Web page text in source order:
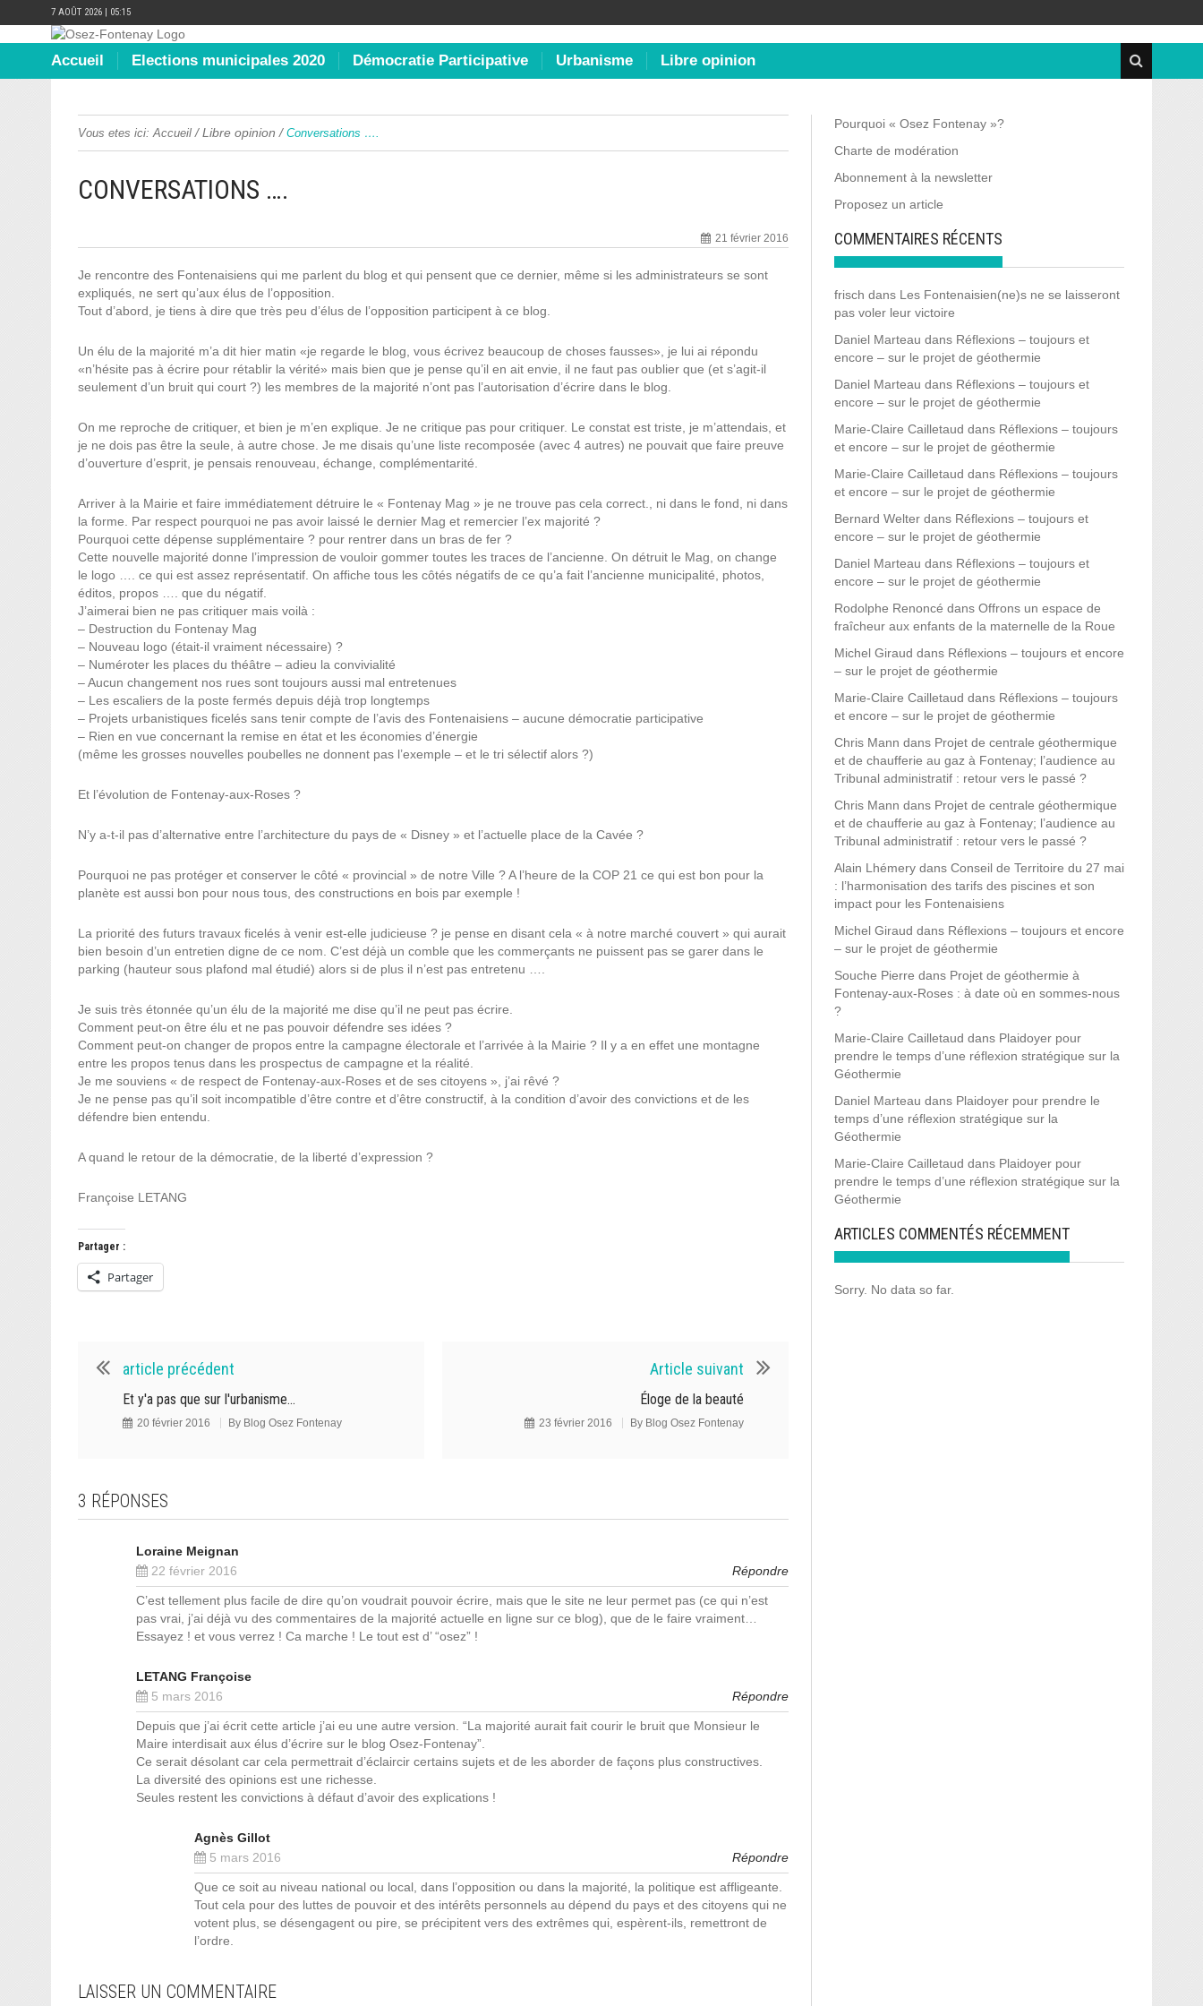
7 AOÛT 2026 | 05:15
Accueil Elections municipales 2020 Démocratie Participative Urbanisme Libre opinion
Vous etes ici: Accueil /Libre opinion / Conversations ….
CONVERSATIONS ….
21 février 2016
Je rencontre des Fontenaisiens qui me parlent du blog et qui pensent que ce dernier, même si les administrateurs se sont
expliqués, ne sert qu’aux élus de l’opposition.
Tout d’abord, je tiens à dire que très peu d’élus de l’opposition participent à ce blog.
Un élu de la majorité m’a dit hier matin «je regarde le blog, vous écrivez beaucoup de choses fausses», je lui ai répondu
«n’hésite pas à écrire pour rétablir la vérité» mais bien que je pense qu’il en ait envie, il ne faut pas oublier que (et s’agit-il
seulement d’un bruit qui court ?) les membres de la majorité n’ont pas l’autorisation d’écrire dans le blog.
On me reproche de critiquer, et bien je m’en explique. Je ne critique pas pour critiquer. Le constat est triste, je m’attendais, et
je ne dois pas être la seule, à autre chose. Je me disais qu’une liste recomposée (avec 4 autres) ne pouvait que faire preuve
d’ouverture d’esprit, je pensais renouveau, échange, complémentarité.
Arriver à la Mairie et faire immédiatement détruire le « Fontenay Mag » je ne trouve pas cela correct., ni dans le fond, ni dans
la forme. Par respect pourquoi ne pas avoir laissé le dernier Mag et remercier l’ex majorité ?
Pourquoi cette dépense supplémentaire ? pour rentrer dans un bras de fer ?
Cette nouvelle majorité donne l’impression de vouloir gommer toutes les traces de l’ancienne. On détruit le Mag, on change
le logo …. ce qui est assez représentatif. On affiche tous les côtés négatifs de ce qu’a fait l’ancienne municipalité, photos,
éditos, propos …. que du négatif.
J’aimerai bien ne pas critiquer mais voilà :
– Destruction du Fontenay Mag
– Nouveau logo (était-il vraiment nécessaire) ?
– Numéroter les places du théâtre – adieu la convivialité
– Aucun changement nos rues sont toujours aussi mal entretenues
– Les escaliers de la poste fermés depuis déjà trop longtemps
– Projets urbanistiques ficelés sans tenir compte de l’avis des Fontenaisiens – aucune démocratie participative
– Rien en vue concernant la remise en état et les économies d’énergie
(même les grosses nouvelles poubelles ne donnent pas l’exemple – et le tri sélectif alors ?)
Et l’évolution de Fontenay-aux-Roses ?
N’y a-t-il pas d’alternative entre l’architecture du pays de « Disney » et l’actuelle place de la Cavée ?
Pourquoi ne pas protéger et conserver le côté « provincial » de notre Ville ? A l’heure de la COP 21 ce qui est bon pour la
planète est aussi bon pour nous tous, des constructions en bois par exemple !
La priorité des futurs travaux ficelés à venir est-elle judicieuse ? je pense en disant cela « à notre marché couvert » qui aurait
bien besoin d’un entretien digne de ce nom. C’est déjà un comble que les commerçants ne puissent pas se garer dans le
parking (hauteur sous plafond mal étudié) alors si de plus il n’est pas entretenu ….
Je suis très étonnée qu’un élu de la majorité me dise qu’il ne peut pas écrire.
Comment peut-on être élu et ne pas pouvoir défendre ses idées ?
Comment peut-on changer de propos entre la campagne électorale et l’arrivée à la Mairie ? Il y a en effet une montagne
entre les propos tenus dans les prospectus de campagne et la réalité.
Je me souviens « de respect de Fontenay-aux-Roses et de ses citoyens », j’ai rêvé ?
Je ne pense pas qu’il soit incompatible d’être contre et d’être constructif, à la condition d’avoir des convictions et de les
défendre bien entendu.
A quand le retour de la démocratie, de la liberté d’expression ?
Françoise LETANG
Partager :
Partager
article précédent
Et y'a pas que sur l'urbanisme...
20 février 2016 By Blog Osez Fontenay
Article suivant
Éloge de la beauté
23 février 2016 By Blog Osez Fontenay
3 RÉPONSES
Loraine Meignan
22 février 2016
Répondre
C’est tellement plus facile de dire qu’on voudrait pouvoir écrire, mais que le site ne leur permet pas (ce qui n’est
pas vrai, j’ai déjà vu des commentaires de la majorité actuelle en ligne sur ce blog), que de le faire vraiment…
Essayez ! et vous verrez ! Ca marche ! Le tout est d’ “osez” !
LETANG Françoise
5 mars 2016
Répondre
Depuis que j’ai écrit cette article j’ai eu une autre version. “La majorité aurait fait courir le bruit que Monsieur le
Maire interdisait aux élus d’écrire sur le blog Osez-Fontenay”.
Ce serait désolant car cela permettrait d’éclaircir certains sujets et de les aborder de façons plus constructives.
La diversité des opinions est une richesse.
Seules restent les convictions à défaut d’avoir des explications !
Agnès Gillot
5 mars 2016
Répondre
Que ce soit au niveau national ou local, dans l’opposition ou dans la majorité, la politique est affligeante.
Tout cela pour des luttes de pouvoir et des intérêts personnels au dépend du pays et des citoyens qui ne
votent plus, se désengagent ou pire, se précipitent vers des extrêmes qui, espèrent-ils, remettront de
l’ordre.
LAISSER UN COMMENTAIRE
Pourquoi « Osez Fontenay »?
Charte de modération
Abonnement à la newsletter
Proposez un article
COMMENTAIRES RÉCENTS
frisch dans Les Fontenaisien(ne)s ne se laisseront
pas voler leur victoire
Daniel Marteau dans Réflexions – toujours et
encore – sur le projet de géothermie
Daniel Marteau dans Réflexions – toujours et
encore – sur le projet de géothermie
Marie-Claire Cailletaud dans Réflexions – toujours
et encore – sur le projet de géothermie
Marie-Claire Cailletaud dans Réflexions – toujours
et encore – sur le projet de géothermie
Bernard Welter dans Réflexions – toujours et
encore – sur le projet de géothermie
Daniel Marteau dans Réflexions – toujours et
encore – sur le projet de géothermie
Rodolphe Renoncé dans Offrons un espace de
fraîcheur aux enfants de la maternelle de la Roue
Michel Giraud dans Réflexions – toujours et encore
– sur le projet de géothermie
Marie-Claire Cailletaud dans Réflexions – toujours
et encore – sur le projet de géothermie
Chris Mann dans Projet de centrale géothermique
et de chaufferie au gaz à Fontenay; l’audience au
Tribunal administratif : retour vers le passé ?
Chris Mann dans Projet de centrale géothermique
et de chaufferie au gaz à Fontenay; l’audience au
Tribunal administratif : retour vers le passé ?
Alain Lhémery dans Conseil de Territoire du 27 mai
: l’harmonisation des tarifs des piscines et son
impact pour les Fontenaisiens
Michel Giraud dans Réflexions – toujours et encore
– sur le projet de géothermie
Souche Pierre dans Projet de géothermie à
Fontenay-aux-Roses : à date où en sommes-nous
?
Marie-Claire Cailletaud dans Plaidoyer pour
prendre le temps d’une réflexion stratégique sur la
Géothermie
Daniel Marteau dans Plaidoyer pour prendre le
temps d’une réflexion stratégique sur la
Géothermie
Marie-Claire Cailletaud dans Plaidoyer pour
prendre le temps d’une réflexion stratégique sur la
Géothermie
ARTICLES COMMENTÉS RÉCEMMENT
Sorry. No data so far.